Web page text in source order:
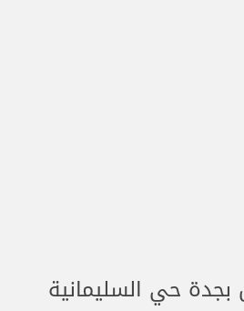
حي السليمانية